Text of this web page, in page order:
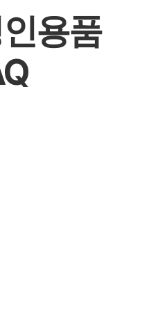
용품